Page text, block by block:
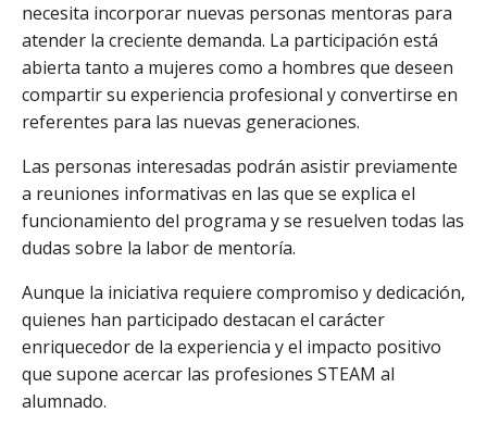
necesita incorporar nuevas personas mentoras para
atender la creciente demanda. La participación está
abierta tanto a mujeres como a hombres que deseen
compartir su experiencia profesional y convertirse en
referentes para las nuevas generaciones.
Las personas interesadas podrán asistir previamente
a reuniones informativas en las que se explica el
funcionamiento del programa y se resuelven todas las
dudas sobre la labor de mentoría.
Aunque la iniciativa requiere compromiso y dedicación,
quienes han participado destacan el carácter
enriquecedor de la experiencia y el impacto positivo
que supone acercar las profesiones STEAM al
alumnado.